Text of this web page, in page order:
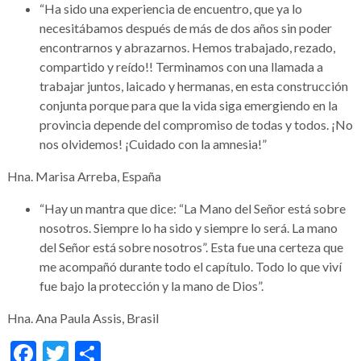
“Ha sido una experiencia de encuentro, que ya lo
necesitábamos después de más de dos años sin poder
encontrarnos y abrazarnos. Hemos trabajado, rezado,
compartido y reído!! Terminamos con una llamada a
trabajar juntos, laicado y hermanas, en esta construcción
conjunta porque para que la vida siga emergiendo en la
provincia depende del compromiso de todas y todos. ¡No
nos olvidemos! ¡Cuidado con la amnesia!”
Hna. Marisa Arreba, España
“Hay un mantra que dice: “La Mano del Señor está sobre
nosotros. Siempre lo ha sido y siempre lo será. La mano
del Señor está sobre nosotros”. Esta fue una certeza que
me acompañó durante todo el capítulo. Todo lo que viví
fue bajo la protección y la mano de Dios”.
Hna. Ana Paula Assis, Brasil
Facebook
Twitter
Share